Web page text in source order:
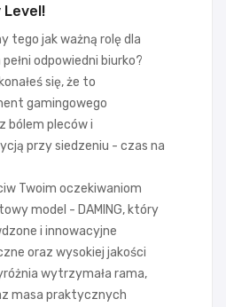
Level!
tego jak ważną rolę dla
odpowiedni biurko?
się, że to
gamingowego
bólem pleców i
przy siedzeniu - czas na
Twoim oczekiwaniom
model - DAMING, który
i innowacyjne
oraz wysokiej jakości
wytrzymała rama,
masa praktycznych